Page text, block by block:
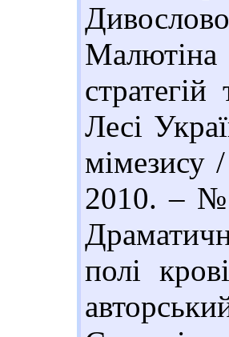
Лесі
мімезису
2010. –
полі